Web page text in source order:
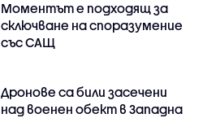
Моментът е подходящ за
сключване на споразумение
със САЩ
Дронове са били засечени
над военен обект в Западна